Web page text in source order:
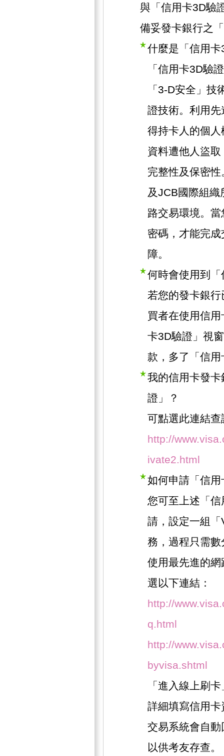
與「信用卡3D驗
備妥發卡銀行之
什麼是「信用
「信用卡3D驗
「3-D安全」
證技術。利用
得持卡人的個
資料遭他人盜
完整性及保密
及JCB國際組
路交易環境。
密碼，才能完
障。
何時會使用到
若您的發卡銀
買者在使用信
卡3D驗證」視
款，多了「信
我的信用卡發
證」？
可點選此連結查
http://
ivate2.html
如何申請「信
您可至上述「
請，設定一組
務，過程只需
使用最先進的
選以下連結：
http://
q.html
http://
byvisa.shtml
「進入線上刷
詳細填寫信用
交易系統會自
以供考友存查。